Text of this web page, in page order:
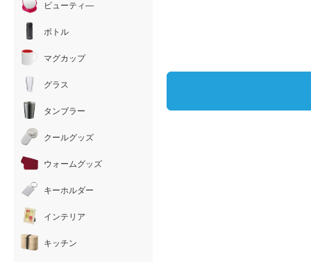
ビューティ―
ボトル
マグカップ
グラス
タンブラー
クールグッズ
ウォームグッズ
キーホルダー
インテリア
キッチン